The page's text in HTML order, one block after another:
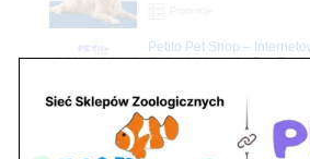
Petito Pet Shop –
Online! Wszystko Dla